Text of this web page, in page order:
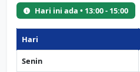
Hari ini ada • 13:00 - 15:00
Hari
Senin